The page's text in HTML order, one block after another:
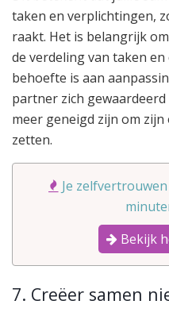
taken en verplichtingen,
raakt. Het is belangrijk
de verdeling van taken
behoefte is aan
partner zich
meer geneigd zijn om
zetten.
Je
Bekijk
7. Creëer samen